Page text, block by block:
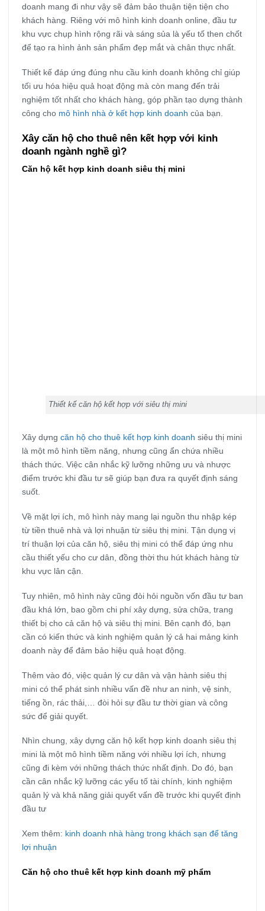
doanh mang đi như vậy sẽ đảm bảo thuận tiện tiện cho
khách hàng. Riêng với mô hình kinh doanh online, đầu tư
khu vực chụp hình rộng rãi và sáng sủa là yếu tố then chốt
để tạo ra hình ảnh sản phẩm đẹp mắt và chân thực nhất.
Thiết kế đáp ứng đúng nhu cầu kinh doanh không chỉ giúp
tối ưu hóa hiệu quả hoạt động mà còn mang đến trải
nghiệm tốt nhất cho khách hàng, góp phần tạo dựng thành
công cho mô hình nhà ở kết hợp kinh doanh của bạn.
Xây căn hộ cho thuê nên kết hợp với kinh
doanh ngành nghề gì?
Căn hộ kết hợp kinh doanh siêu thị mini
Thiết kế căn hộ kết hợp với siêu thị mini
Xây dựng căn hộ cho thuê kết hợp kinh doanh siêu thị mini
là một mô hình tiềm năng, nhưng cũng ẩn chứa nhiều
thách thức. Việc cân nhắc kỹ lưỡng những ưu và nhược
điểm trước khi đầu tư sẽ giúp bạn đưa ra quyết định sáng
suốt.
Về mặt lợi ích, mô hình này mang lại nguồn thu nhập kép
từ tiền thuê nhà và lợi nhuận từ siêu thị mini. Tận dụng vị
trí thuận lợi của căn hộ, siêu thị mini có thể đáp ứng nhu
cầu thiết yếu cho cư dân, đồng thời thu hút khách hàng từ
khu vực lân cận.
Tuy nhiên, mô hình này cũng đòi hỏi nguồn vốn đầu tư ban
đầu khá lớn, bao gồm chi phí xây dựng, sửa chữa, trang
thiết bị cho cả căn hộ và siêu thị mini. Bên cạnh đó, bạn
cần có kiến thức và kinh nghiệm quản lý cả hai mảng kinh
doanh này để đảm bảo hiệu quả hoạt động.
Thêm vào đó, việc quản lý cư dân và vận hành siêu thị
mini có thể phát sinh nhiều vấn đề như an ninh, vệ sinh,
tiếng ồn, rác thải,… đòi hỏi sự đầu tư thời gian và công
sức để giải quyết.
Nhìn chung, xây dựng căn hộ kết hợp kinh doanh siêu thị
mini là một mô hình tiềm năng với nhiều lợi ích, nhưng
cũng đi kèm với những thách thức nhất định. Do đó, bạn
cần cân nhắc kỹ lưỡng các yếu tố tài chính, kinh nghiệm
quản lý và khả năng giải quyết vấn đề trước khi quyết định
đầu tư
Xem thêm: kinh doanh nhà hàng trong khách sạn để tăng
lợi nhuận
Căn hộ cho thuê kết hợp kinh doanh mỹ phẩm